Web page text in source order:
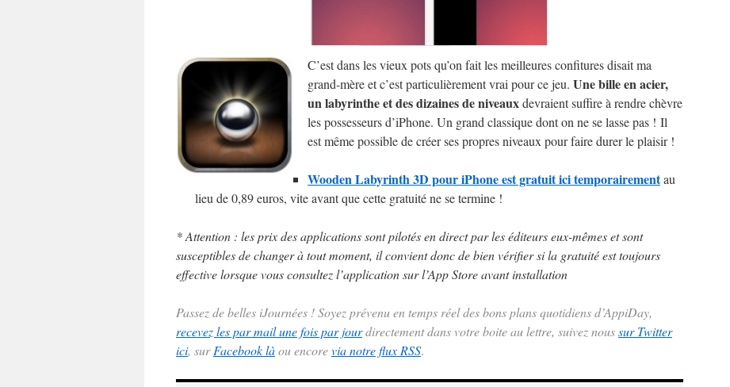
C’est dans les vieux pots qu’on fait les meilleures confitures disait ma
grand-mère et c’est particulièrement vrai pour ce jeu. Une bille en acier,
un labyrinthe et des dizaines de niveauxdevraient suffire à rendre chèvre
les possesseurs d’iPhone. Un grand classique dont on ne se lasse pas ! Il
est même possible de créer ses propres niveaux pour faire durer le plaisir !
Wooden Labyrinth 3D pour iPhone est gratuit ici temporairementau
lieu de 0,89 euros, vite avant que cette gratuité ne se termine !
* Attention : les prix des applications sont pilotés en direct par les éditeurs eux-mêmes et sont
susceptibles de changer à tout moment, il convient donc de bien vérifier si la gratuité est toujours
effective lorsque vous consultez l’application sur l’App Store avant installation
Passez de belles iJournées ! Soyez prévenu en temps réel des bons plans quotidiens d’AppiDay,
recevez les par mail une fois par jourdirectement dans votre boite au lettre, suivez noussur Twitter
ici, surFacebook làou encorevia notre flux RSS.